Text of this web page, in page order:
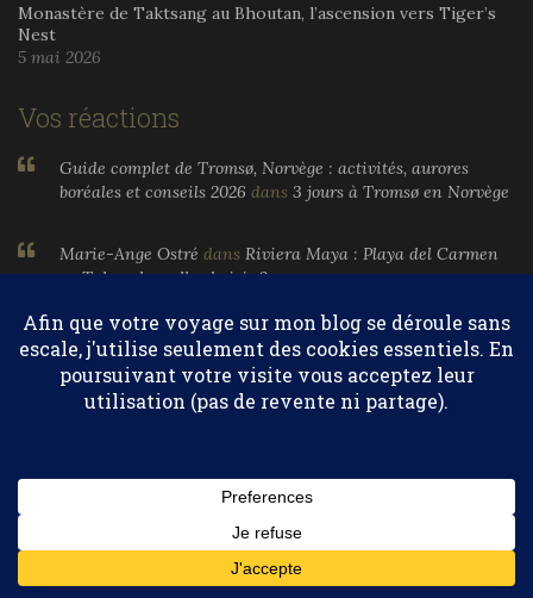
Monastère de Taktsang au Bhoutan, l’ascension vers Tiger’s
Nest
5 mai 2026
Vos réactions
Guide complet de Tromsø, Norvège : activités, aurores
boréales et conseils 2026 dans 3 jours à Tromsø en Norvège
Marie-Ange Ostré dans Riviera Maya : Playa del Carmen
ou Tulum, laquelle choisir ?
Larnier dans
Riviera Maya : Playa del Carmen ou Tulum,
laquelle choisir ?
© 2004-2026 Marie-Ange Ostré. Tous droits réservés.
HAUT DE PAGE
Confidentialité et cookies : ce site utilise des cookies. En continuant à
Pour en savoir plus, notamment sur la façon de contrôler les
Politique relative aux cookies